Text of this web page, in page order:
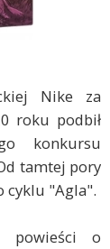
Nike za
roku podbił
konkursu
tamtej pory
cyklu "Agla".
powieści o